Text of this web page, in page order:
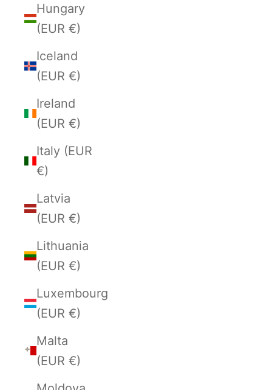
Hungary
(EUR €)
Iceland
(EUR €)
Ireland
(EUR €)
Italy (EUR
€)
Latvia
(EUR €)
Lithuania
(EUR €)
Luxembourg
(EUR €)
Malta
(EUR €)